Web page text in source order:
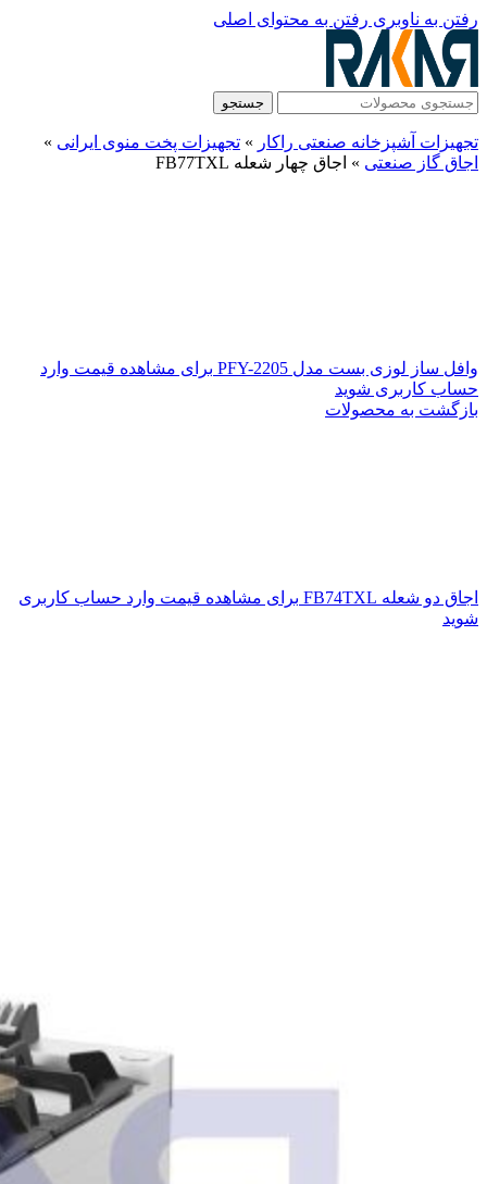
رفتن به ناوبری رفتن به محتوای اصلی
جستجو
تجهیزات آشپزخانه صنعتی راکار » تجهیزات پخت منوی ایرانی »
اجاق گاز صنعتی » اجاق چهار شعله FB77TXL
وافل ساز لوزی بست مدل PFY-2205
برای مشاهده قیمت وارد
حساب کاربری شوید
بازگشت به محصولات
اجاق دو شعله FB74TXL
برای مشاهده قیمت وارد حساب کاربری
شوید